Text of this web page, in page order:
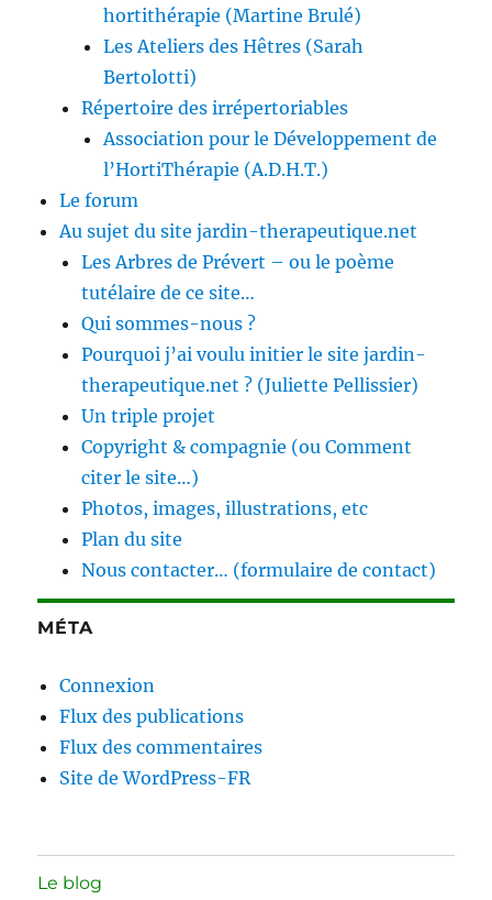
hortithérapie (Martine Brulé)
Les Ateliers des Hêtres (Sarah
Bertolotti)
Répertoire des irrépertoriables
Association pour le Développement de
l’HortiThérapie (A.D.H.T.)
Le forum
Au sujet du site jardin-therapeutique.net
Les Arbres de Prévert – ou le poème
tutélaire de ce site…
Qui sommes-nous ?
Pourquoi j’ai voulu initier le site jardin-
therapeutique.net ? (Juliette Pellissier)
Un triple projet
Copyright & compagnie (ou Comment
citer le site…)
Photos, images, illustrations, etc
Plan du site
Nous contacter… (formulaire de contact)
MÉTA
Connexion
Flux des publications
Flux des commentaires
Site de WordPress-FR
Le blog